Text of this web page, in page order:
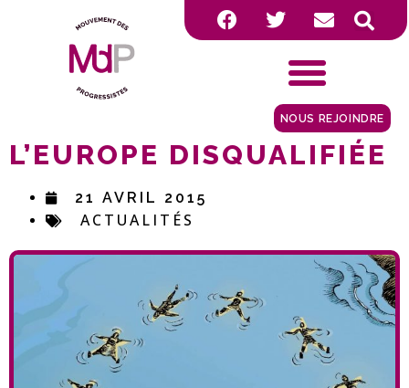
NOUS REJOINDRE
L’EUROPE DISQUALIFIÉE
21 AVRIL 2015
ACTUALITÉS